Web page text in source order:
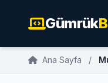
Gümrük
Ana Sayfa /